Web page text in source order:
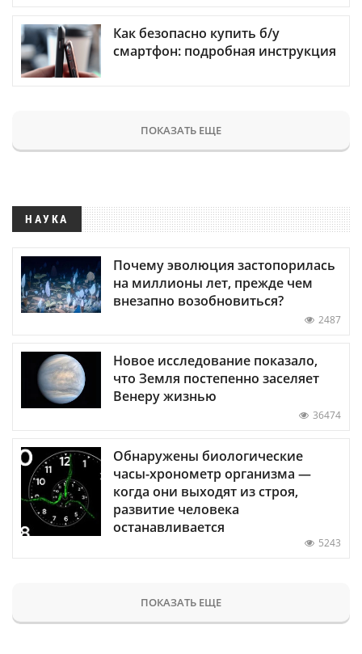
Как безопасно купить б/у
смартфон: подробная инструкция
ПОКАЗАТЬ ЕЩЕ
НАУКА
Почему эволюция застопорилась
на миллионы лет, прежде чем
внезапно возобновиться?
2487
Новое исследование показало,
что Земля постепенно заселяет
Венеру жизнью
36474
Обнаружены биологические
часы-хронометр организма —
когда они выходят из строя,
развитие человека
останавливается
5243
ПОКАЗАТЬ ЕЩЕ